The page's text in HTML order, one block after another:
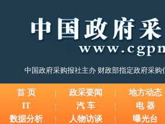
中国政府采购报社主办 财政部指定政府采购
首 页 政采要闻 地方动态
IT
汽 车 电 器
数据分析
人物访谈 曝光台